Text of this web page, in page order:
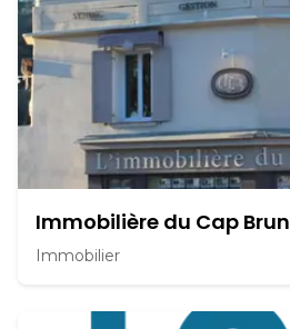
Immobilière du Cap Brun
Immobilier